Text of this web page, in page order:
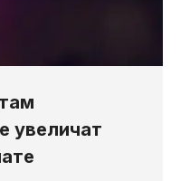
увеличат